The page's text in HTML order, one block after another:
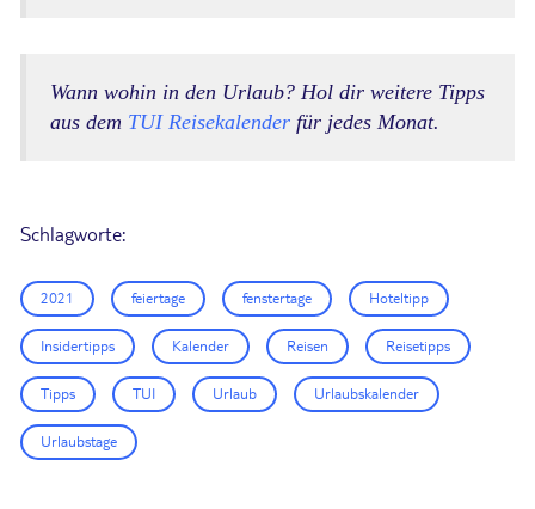
Wann wohin in den Urlaub? Hol dir weitere Tipps
aus dem TUI Reisekalender für jedes Monat.
Schlagworte:
2021 feiertage fenstertage Hoteltipp
Insidertipps Kalender Reisen Reisetipps
Tipps TUI Urlaub Urlaubskalender
Urlaubstage